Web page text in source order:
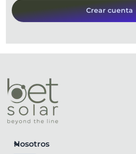
Crear cuenta
Nosotros